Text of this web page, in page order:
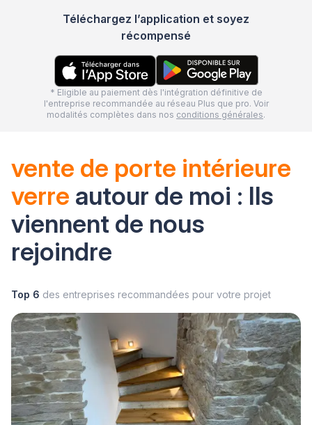
Téléchargez l’application et soyez
récompensé
* Eligible au paiement dès l'intégration définitive de
l'entreprise recommandée au réseau Plus que pro. Voir
modalités complètes dans nos conditions générales.
vente de porte intérieure
verre autour de moi : Ils
viennent de nous
rejoindre
Top 6 des entreprises recommandées pour votre projet